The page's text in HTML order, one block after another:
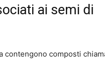
ai semi di
contengono composti